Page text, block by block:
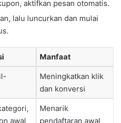
aktifkan pesan otomatis.
lalu luncurkan dan mulai
Manfaat
Meningkatkan klik
dan konversi
awal
Menarik
pendaftaran awal